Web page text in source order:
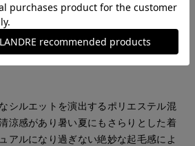
側にドロストを通しているのでサイズ
ぽい質感とシルキータッチで柔らかな
ングに仕上げます。裏地なしで涼しく
両脇ポケットあり。
シルエットを演出するポリエステル混
涼感があり暑い夏にもさらりとした着
アルになり過ぎない絶妙な起毛感によ